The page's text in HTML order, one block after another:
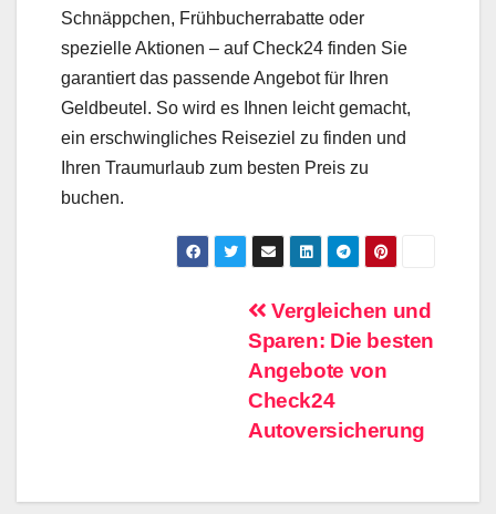
Schnäppchen, Frühbucherrabatte oder
spezielle Aktionen – auf Check24 finden Sie
garantiert das passende Angebot für Ihren
Geldbeutel. So wird es Ihnen leicht gemacht,
ein erschwingliches Reiseziel zu finden und
Ihren Traumurlaub zum besten Preis zu
buchen.
Beitragsnavigation
Vergleichen und
Sparen: Die besten
Angebote von
Check24
Autoversicherung